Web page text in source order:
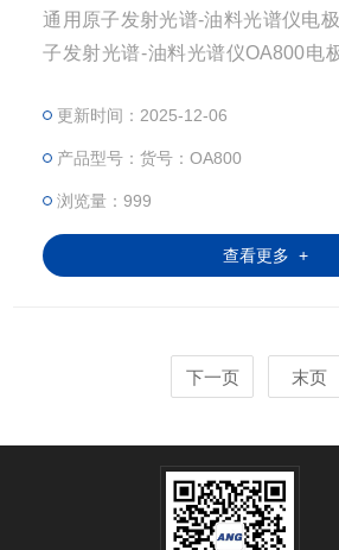
通用原子发射光谱-油料光谱仪电极棒-
子发射光谱-油料光谱仪OA800电极棒 通用原
美国 通用原子发射光谱-油料光谱仪OA800电极棒规
格：AGKSP Pkg/100 电极棒一盒100根。 符
更新时间：2025-12-06
产品型号：货号：OA800
浏览量：999
查看更多 +
下一页 末页